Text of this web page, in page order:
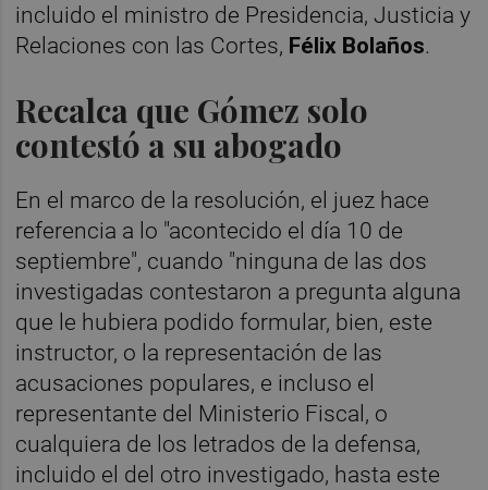
incluido el ministro de Presidencia, Justicia y
Relaciones con las Cortes, Félix Bolaños.
Recalca que Gómez solo
contestó a su abogado
En el marco de la resolución, el juez hace
referencia a lo "acontecido el día 10 de
septiembre", cuando "ninguna de las dos
investigadas contestaron a pregunta alguna
que le hubiera podido formular, bien, este
instructor, o la representación de las
acusaciones populares, e incluso el
representante del Ministerio Fiscal, o
cualquiera de los letrados de la defensa,
incluido el del otro investigado, hasta este